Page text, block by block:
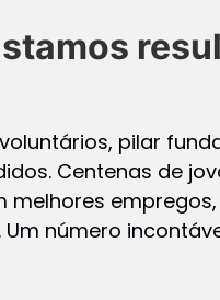
pilar
Centenas de
número